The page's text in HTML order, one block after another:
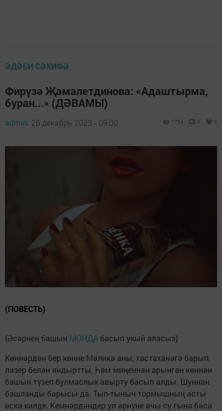
ӘДӘБИ СӘХИФӘ
Фирүзә Җамалетдинова: «Адаштырма,
буран...» (ДӘВАМЫ)
admin, 26 декабрь 2023 - 09:00 1764 0 0
(ПОВЕСТЬ)
(Әсәрнең башын МОНДА басып укый аласыз)
Көннәрдән бер көнне Мәликә аны, хастаханәгә барып,
лазер белән яндыртты. Һәм миңеннән арынган көннән
башын түзеп булмаслык авырту басып алды. Шуннан
башланды барысы да. Тып-тыныч тормышның асты
өскә килде. Кемнәрдәндер ул әрнүне ачы су гына баса